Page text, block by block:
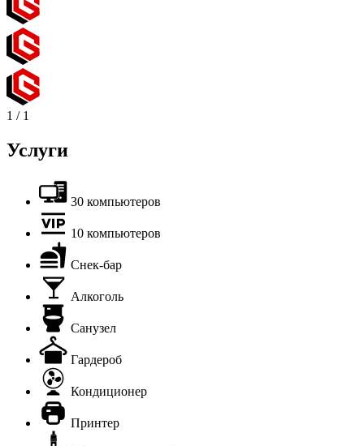
1 / 1
Услуги
30 компьютеров
10 компьютеров
Снек-бар
Алкоголь
Санузел
Гардероб
Кондиционер
Принтер